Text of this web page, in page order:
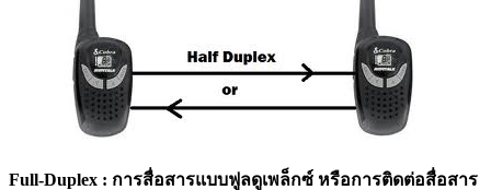
Full-Duplex : การสื่อสารแบบฟูลดูเพล็กซ์ หรือการติดต่อสื่อสาร